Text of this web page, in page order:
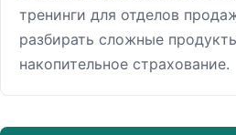
тренинги для отделов
разбирать сложные
накопительное страхование.